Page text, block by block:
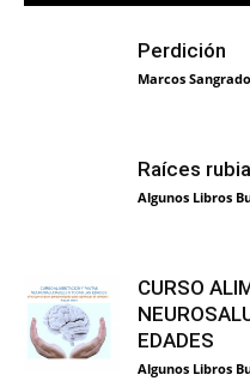
Perdición
Marcos
Raíces
Algunos Libros
CURSO
EDADES
Algunos Libros